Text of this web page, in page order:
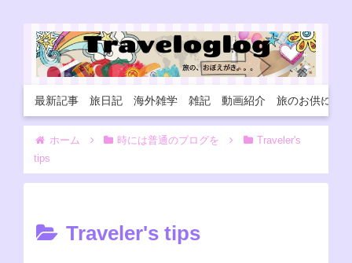
最新記事 旅日記 海外雑学 雑記 動画紹介 旅のお供に
ホーム 時には普通のブログを
Traveler's
tips
Traveler's tips